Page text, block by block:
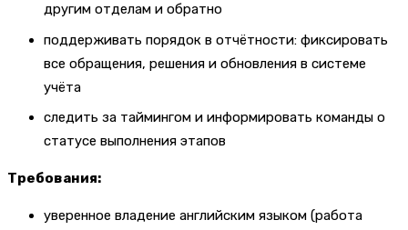
другим отделам и обратно
поддерживать порядок в отчётности: фиксировать
все обращения, решения и обновления в системе
учёта
следить за таймингом и информировать команды о
статусе выполнения этапов
Требования:
уверенное владение английским языком (работа